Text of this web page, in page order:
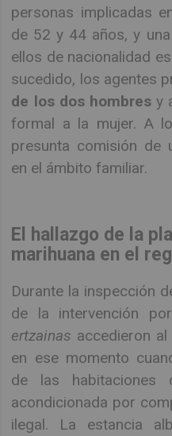
personas implicadas
de 52 y 44 años, y
ellos de nacionalidad
sucedido, los agentes
de los dos hombresy
formal a la mujer. A
presunta comisión de
en el ámbito familiar.
El hallazgo de la
marihuana en el
Durante la inspección
de la intervención
ertzainas accedieron
en ese momento
de las
acondicionada por
ilegal. La estancia